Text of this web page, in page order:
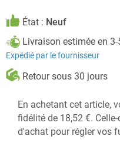
État : Neuf
Livraison estimée en
Expédié par le fournisseur
Retour sous 30 jours
En achetant cet article,
fidélité de 18,52 €.
d'achat pour régler vos